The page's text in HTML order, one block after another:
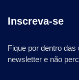
Inscreva-se
Fique por dentro
newsletter e não